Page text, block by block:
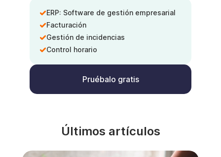
ERP: Software de gestión empresarial
Facturación
Gestión de incidencias
Control horario
Pruébalo gratis
Últimos artículos